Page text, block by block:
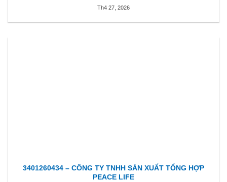
Th4 27, 2026
3401260434 – CÔNG TY TNHH SẢN XUẤT TỔNG HỢP
PEACE LIFE